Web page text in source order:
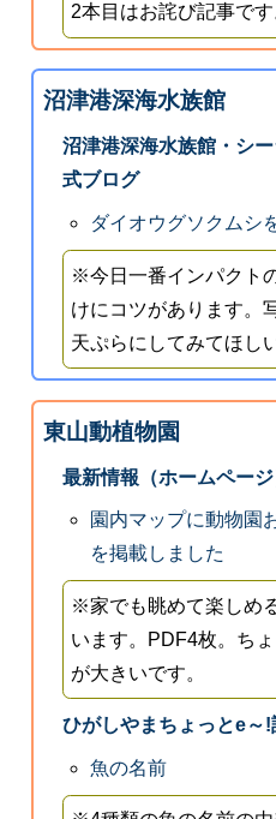
2本目はお詫び記事です
沼津港深海水族館
沼津港深海水族館・シ
式ブログ
ダイオウグソクムシ
※今日一番インパクト
けにコツがあります。
天ぷらにしてみてほし
東山動植物園
最新情報（ホームページ
園内マップに動物園
を掲載しました
※家でも眺めて楽しめ
います。PDF4枚。ち
が大きいです。
ひがしやまちょっとe～!
魚の名前